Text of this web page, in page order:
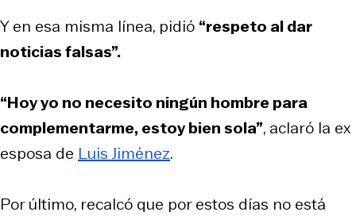
Y en esa misma línea, pidió “respeto al dar
noticias falsas”.
“Hoy yo no necesito ningún hombre para
complementarme, estoy bien sola”, aclaró la ex
esposa de Luis Jiménez.
Por último, recalcó que por estos días no está